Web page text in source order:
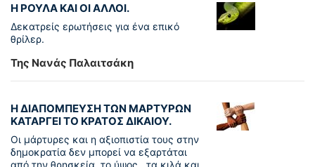
Η ΡΟΥΛΑ ΚΑΙ ΟΙ ΑΛΛΟΙ.
Δεκατρείς ερωτήσεις για ένα επικό
θρίλερ.
Της Νανάς Παλαιτσάκη
Η ΔΙΑΠΟΜΠΕΥΣΗ ΤΩΝ ΜΑΡΤΥΡΩΝ
ΚΑΤΑΡΓΕΙ ΤΟ ΚΡΑΤΟΣ ΔΙΚΑΙΟΥ.
Οι μάρτυρες και η αξιοπιστία τους στην
δημοκρατία δεν μπορεί να εξαρτάται
από την θρησκεία, το ύψος , τα κιλά και